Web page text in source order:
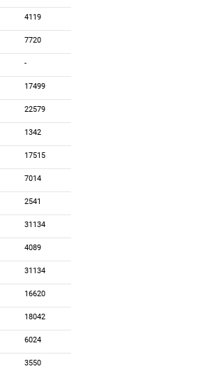
4119
7720
-
17499
22579
1342
17515
7014
2541
31134
4089
31134
16620
18042
6024
3550